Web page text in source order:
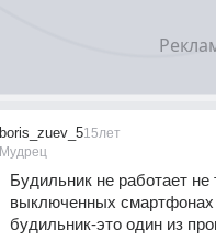
boris_zuev_5
Мудрец
15лет
Будильник не работает
выключенных
будильник-это один из